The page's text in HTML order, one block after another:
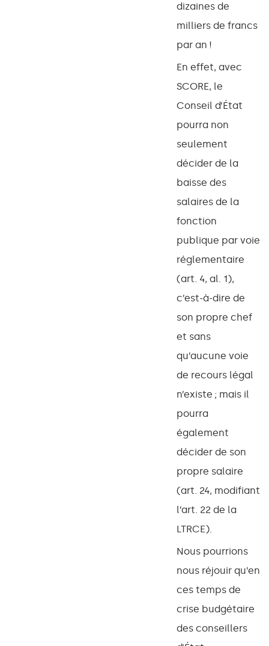
dizaines de
milliers de francs
par an !
En effet, avec
SCORE, le
Conseil d’État
pourra non
seulement
décider de la
baisse des
salaires de la
fonction
publique par voie
réglementaire
(art. 4, al. 1),
c’est-à-dire de
son propre chef
et sans
qu’aucune voie
de recours légal
n’existe ; mais il
pourra
également
décider de son
propre salaire
(art. 24, modifiant
l’art. 22 de la
LTRCE).
Nous pourrions
nous réjouir qu’en
ces temps de
crise budgétaire
des conseillers